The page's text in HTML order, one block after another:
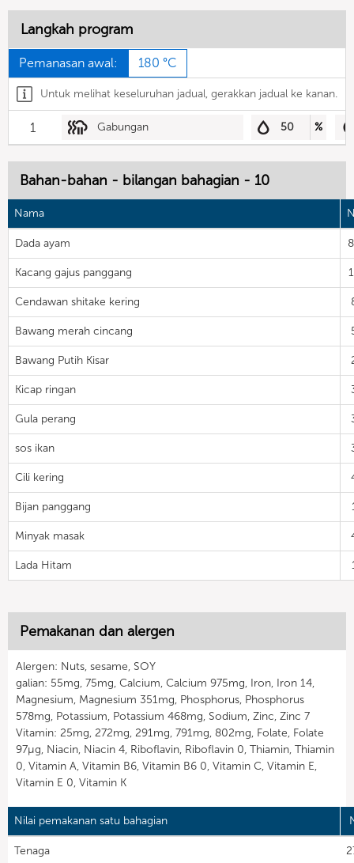
Langkah program
Pemanasan awal: 180 °C
Untuk melihat keseluruhan jadual, gerakkan jadual ke kanan.
1 Gabungan 50 %
Bahan-bahan - bilangan bahagian - 10
Nama
Dada ayam
Kacang gajus panggang
Cendawan shitake kering
Bawang merah cincang
Bawang Putih Kisar
Kicap ringan
Gula perang
sos ikan
Cili kering
Bijan panggang
Minyak masak
Lada Hitam
Pemakanan dan alergen
Alergen: Nuts, sesame, SOY
galian: 55mg, 75mg, Calcium, Calcium 975mg, Iron, Iron 14,
Magnesium, Magnesium 351mg, Phosphorus, Phosphorus
578mg, Potassium, Potassium 468mg, Sodium, Zinc, Zinc 7
Vitamin: 25mg, 272mg, 291mg, 791mg, 802mg, Folate, Folate
97µg, Niacin, Niacin 4, Riboflavin, Riboflavin 0, Thiamin, Thiamin
0, Vitamin A, Vitamin B6, Vitamin B6 0, Vitamin C, Vitamin E,
Vitamin E 0, Vitamin K
Nilai pemakanan satu bahagian
Tenaga